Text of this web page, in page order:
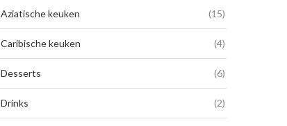
Aziatische keuken (15)
Caribische keuken (4)
Desserts (6)
Drinks (2)